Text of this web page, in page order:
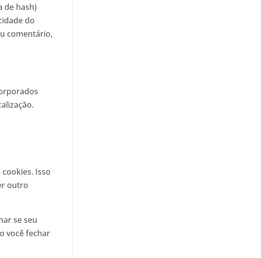
de hash)
do
comentário,
Isso
outro
se seu
você fechar